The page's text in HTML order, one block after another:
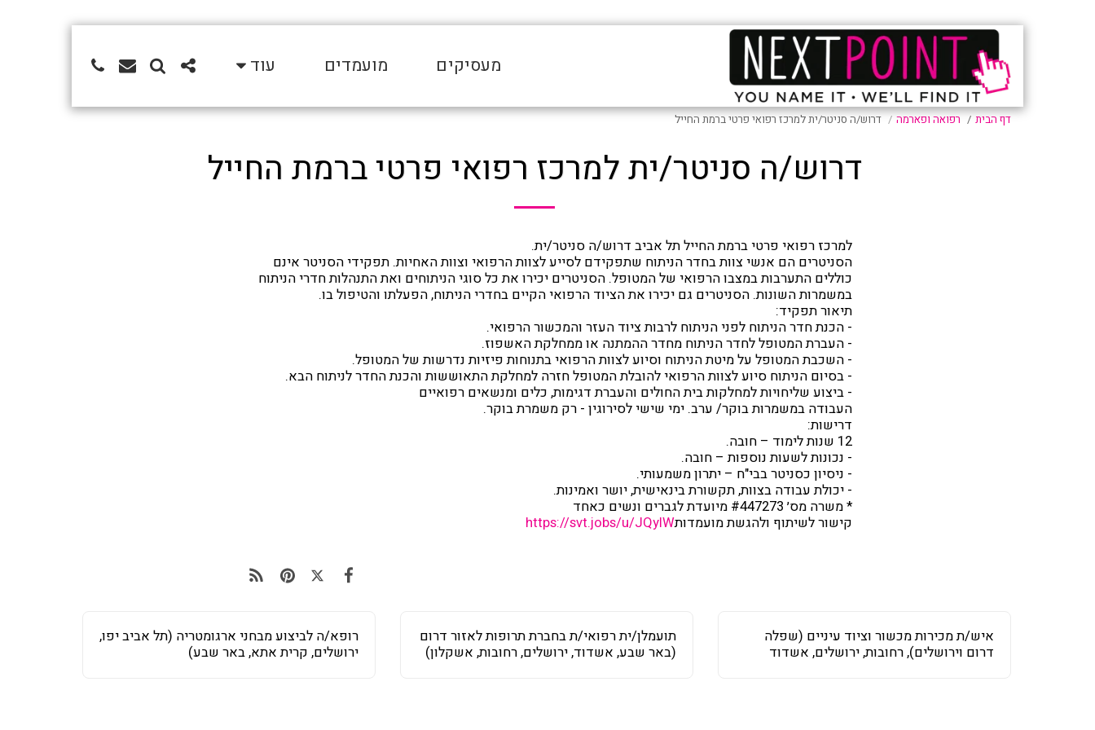
מעסיקים מועמדים עוד
דף הבית רפואה ופארמה דרוש/ה סניטר/ית למרכז רפואי פרטי ברמת החייל
דרוש/ה סניטר/ית למרכז רפואי פרטי ברמת החייל
למרכז רפואי פרטי ברמת החייל תל אביב דרוש/ה סניטר/ית.
הסניטרים הם אנשי צוות בחדר הניתוח שתפקידם לסייע לצוות הרפואי וצוות האחיות. תפקידי הסניטר אינם
כוללים התערבות במצבו הרפואי של המטופל. הסניטרים יכירו את כל סוגי הניתוחים ואת התנהלות חדרי הניתוח
במשמרות השונות. הסניטרים גם יכירו את הציוד הרפואי הקיים בחדרי הניתוח, הפעלתו והטיפול בו.
תיאור תפקיד:
- הכנת חדר הניתוח לפני הניתוח לרבות ציוד העזר והמכשור הרפואי.
- העברת המטופל לחדר הניתוח מחדר ההמתנה או ממחלקת האשפוז.
- השכבת המטופל על מיטת הניתוח וסיוע לצוות הרפואי בתנוחות פיזיות נדרשות של המטופל.
- בסיום הניתוח סיוע לצוות הרפואי להובלת המטופל חזרה למחלקת התאוששות והכנת החדר לניתוח הבא.
- ביצוע שליחויות למחלקות בית החולים והעברת דגימות, כלים ומנשאים רפואיים
העבודה במשמרות בוקר/ ערב. ימי שישי לסירוגין - רק משמרת בוקר.
דרישות:
12 שנות לימוד – חובה.
- נכונות לשעות נוספות – חובה.
- ניסיון כסניטר בבי"ח – יתרון משמעותי.
- יכולת עבודה בצוות, תקשורת בינאישית, יושר ואמינות.
* משרה מס׳ #447273 מיועדת לגברים ונשים כאחד
קישור לשיתוף ולהגשת מועמדותhttps://svt.jobs/u/JQylW
איש/ת מכירות מכשור וציוד עיניים (שפלה
דרום וירושלים), רחובות, ירושלים, אשדוד
תועמלן/ית רפואי/ת בחברת תרופות לאזור דרום
(באר שבע, אשדוד, ירושלים, רחובות, אשקלון)
רופא/ה לביצוע מבחני ארגומטריה (תל אביב יפו,
ירושלים, קרית אתא, באר שבע)